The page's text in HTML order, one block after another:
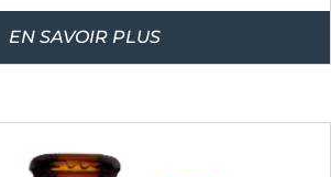
EN SAVOIR PLUS